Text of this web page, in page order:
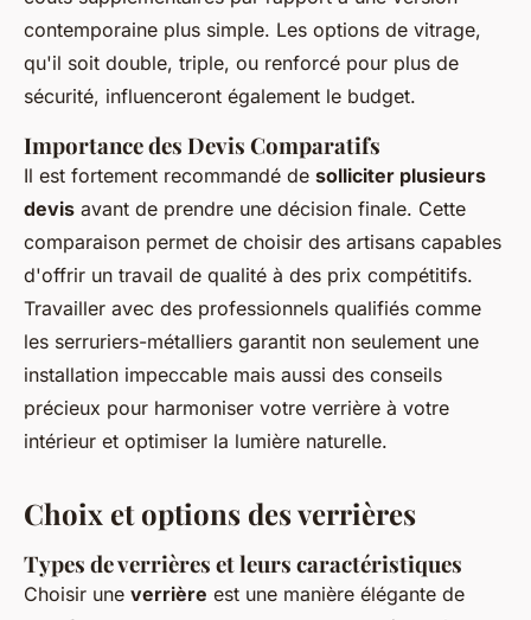
contemporaine plus simple. Les options de vitrage,
qu'il soit double, triple, ou renforcé pour plus de
sécurité, influenceront également le budget.
Importance des Devis Comparatifs
Il est fortement recommandé de solliciter plusieurs
devis avant de prendre une décision finale. Cette
comparaison permet de choisir des artisans capables
d'offrir un travail de qualité à des prix compétitifs.
Travailler avec des professionnels qualifiés comme
les serruriers-métalliers garantit non seulement une
installation impeccable mais aussi des conseils
précieux pour harmoniser votre verrière à votre
intérieur et optimiser la lumière naturelle.
Choix et options des verrières
Types de verrières et leurs caractéristiques
Choisir une verrière est une manière élégante de